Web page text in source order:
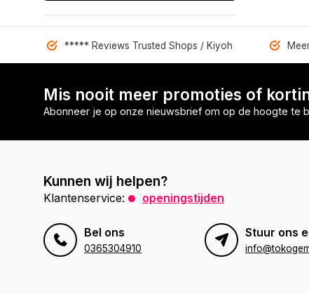
***** Reviews Trusted Shops / Kiyoh
Mis nooit meer promoties of
Abonneer je op onze nieuwsbrief om op de hoogte te
Kunnen wij helpen?
Klantenservice: openingstijden
Bel ons
0365304910
Stuur ons